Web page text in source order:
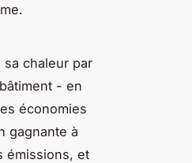
chaleur par
- en
économies
gagnante à
émissions, et